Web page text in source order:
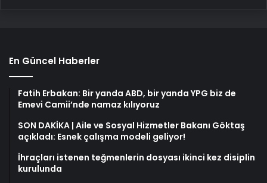
En Güncel Haberler
Fatih Erbakan: Bir yanda ABD, bir yanda YPG biz de
Emevi Camii’nde namaz kılıyoruz
SON DAKİKA | Aile ve Sosyal Hizmetler Bakanı Göktaş
açıkladı: Esnek çalışma modeli geliyor!
İhraçları istenen teğmenlerin dosyası ikinci kez disiplin
kurulunda